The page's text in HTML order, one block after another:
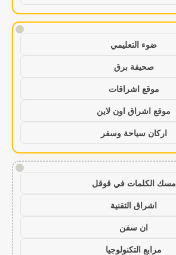
!
ضوء التعليمي
صحيفة برق
موقع اشراقات
موقع اشراق اون لاين
اركان سياحة وسفر
!
مسك الكلمات في قوقل
اشراق التقنية
ان سفن
مرابع التكنولوجيا